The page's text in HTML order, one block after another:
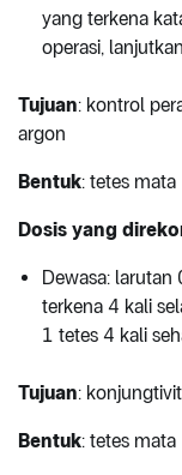
yang terkena
operasi,
Tujuan: kontrol
argon
Bentuk: tetes mata
Dosis yang
Dewasa:
terkena 4 kali
1 tetes 4 kali
Tujuan:
Bentuk: tetes mata